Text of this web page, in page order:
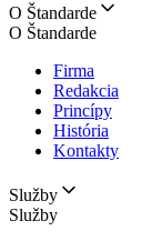
O Štandarde
O Štandarde
Firma
Redakcia
Princípy
História
Kontakty
Služby
Služby